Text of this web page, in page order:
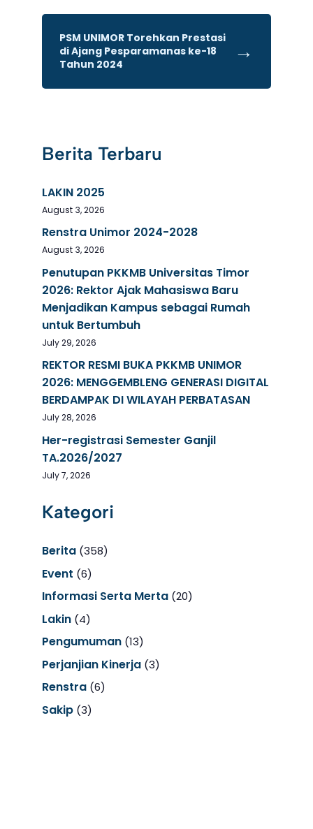
PSM UNIMOR Torehkan Prestasi
di Ajang Pesparamanas ke-18
Tahun 2024
→
Berita Terbaru
LAKIN 2025
August 3, 2026
Renstra Unimor 2024-2028
August 3, 2026
Penutupan PKKMB Universitas Timor
2026: Rektor Ajak Mahasiswa Baru
Menjadikan Kampus sebagai Rumah
untuk Bertumbuh
July 29, 2026
REKTOR RESMI BUKA PKKMB UNIMOR
2026: MENGGEMBLENG GENERASI DIGITAL
BERDAMPAK DI WILAYAH PERBATASAN
July 28, 2026
Her-registrasi Semester Ganjil
TA.2026/2027
July 7, 2026
Kategori
Berita(358)
Event (6)
Informasi Serta Merta(20)
Lakin(4)
Pengumuman(13)
Perjanjian Kinerja(3)
Renstra(6)
Sakip(3)